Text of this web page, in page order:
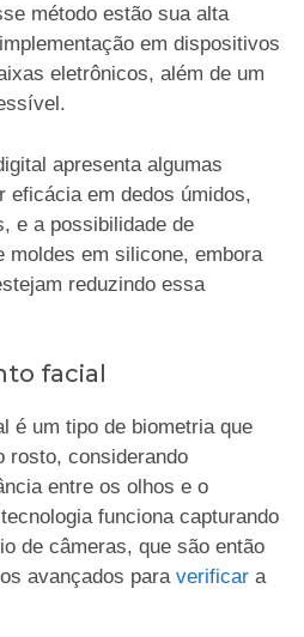
método estão sua alta
em dispositivos
eletrônicos, além de um
apresenta algumas
eficácia em dedos úmidos,
e a possibilidade de
moldes em silicone, embora
reduzindo essa
facial
é um tipo de biometria que
rosto, considerando
entre os olhos e o
funciona capturando
de câmeras, que são então
avançados para verificar a